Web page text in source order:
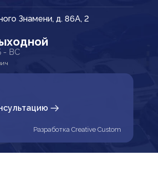
Знамени, д. 86А, 2
- ВС
Разработка Creative Custom